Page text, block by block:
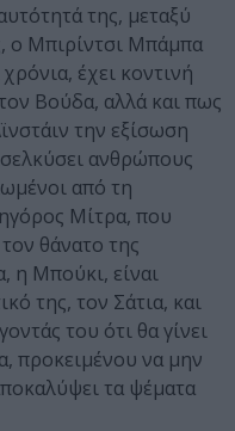
της, μεταξύ
ο Μπιρίντσι Μπάμπα
έχει κοντινή
Βούδα, αλλά και πως
την εξίσωση
ανθρώπους
από τη
Μίτρα, που
θάνατο της
η Μπούκι, είναι
της, τον Σάτια, και
του ότι θα γίνει
προκειμένου να μην
τα ψέματα